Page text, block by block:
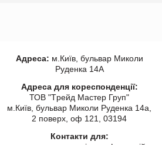
Адреса: м.Київ, бульвар Миколи
Руденка 14А
Адреса для кореспонденції:
ТОВ "Tрейд Мастер Груп"
м.Київ, бульвар Миколи Руденка 14а,
2 поверх, оф 121, 03194
Контакти для: